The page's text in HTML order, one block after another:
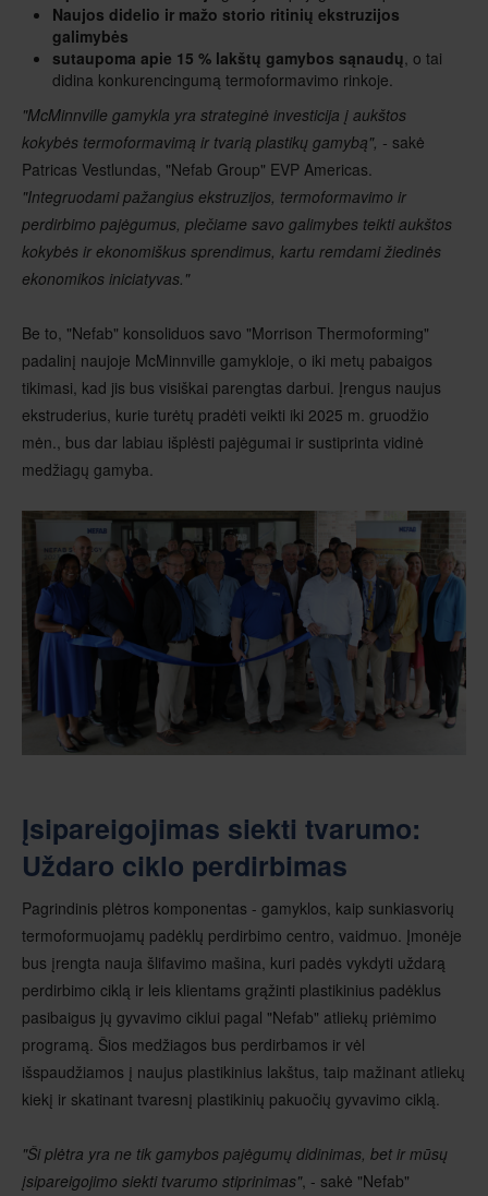
Naujos didelio ir mažo storio ritinių ekstruzijos
galimybės
sutaupoma apie 15 % lakštų gamybos sąnaudų, o tai
didina konkurencingumą termoformavimo rinkoje.
"McMinnville gamykla yra strateginė investicija į aukštos
kokybės termoformavimą ir tvarią plastikų gamybą", - sakė
Patricas Vestlundas, "Nefab Group" EVP Americas.
"Integruodami pažangius ekstruzijos, termoformavimo ir
perdirbimo pajėgumus, plečiame savo galimybes teikti aukštos
kokybės ir ekonomiškus sprendimus, kartu remdami žiedinės
ekonomikos iniciatyvas."
Be to, "Nefab" konsoliduos savo "Morrison Thermoforming"
padalinį naujoje McMinnville gamykloje, o iki metų pabaigos
tikimasi, kad jis bus visiškai parengtas darbui. Įrengus naujus
ekstruderius, kurie turėtų pradėti veikti iki 2025 m. gruodžio
mėn., bus dar labiau išplėsti pajėgumai ir sustiprinta vidinė
medžiagų gamyba.
Įsipareigojimas siekti tvarumo:
Uždaro ciklo perdirbimas
Pagrindinis plėtros komponentas - gamyklos, kaip sunkiasvorių
termoformuojamų padėklų perdirbimo centro, vaidmuo. Įmonėje
bus įrengta nauja šlifavimo mašina, kuri padės vykdyti uždarą
perdirbimo ciklą ir leis klientams grąžinti plastikinius padėklus
pasibaigus jų gyvavimo ciklui pagal "Nefab" atliekų priėmimo
programą. Šios medžiagos bus perdirbamos ir vėl
išspaudžiamos į naujus plastikinius lakštus, taip mažinant atliekų
kiekį ir skatinant tvaresnį plastikinių pakuočių gyvavimo ciklą.
"Ši plėtra yra ne tik gamybos pajėgumų didinimas, bet ir mūsų
įsipareigojimo siekti tvarumo stiprinimas", - sakė "Nefab"